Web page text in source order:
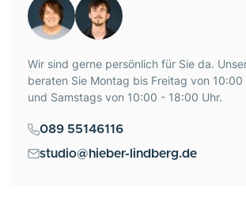
Wir sind gerne persönlich für Sie da.
beraten Sie Montag bis Freitag von
und Samstags von 10:00 - 18:00 Uhr.
089 55146116
studio@hieber-lindberg.de